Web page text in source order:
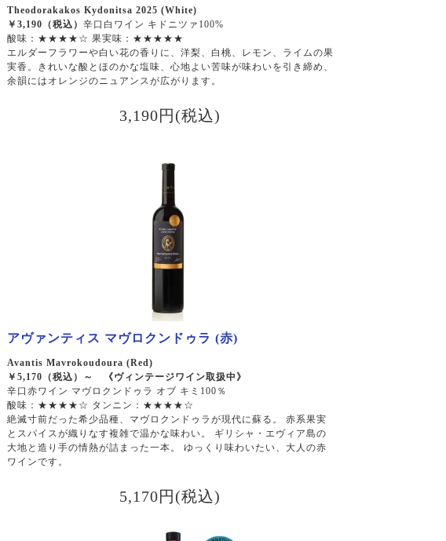
Theodorakakos Kydonitsa 2025 (White)
￥3,190（税込） 辛口白ワイン キドニツァ100%
酸味：★★★★☆ 果実味：★★★★★
エルダーフラワーや白い花の香りに、洋梨、白桃、レモン、ライムの果
実香。きれいな酸とほのかな塩味、心地よい苦味が味わいを引き締め、
余韻にはオレンジのニュアンスが広がります。
3,190円(税込)
アヴァンティス マヴロクンドゥラ (赤)
Avantis Mavrokoudoura (Red)
￥5,170（税込）～ 《ヴィンテージワイン取扱中》
辛口赤ワイン マヴロクンドゥラ オブ キミ100％
酸味：★★★★☆ タンニン：★★★★☆
絶滅寸前だった希少品種、マヴロクンドゥラが現代に蘇る。 赤系果実
とスパイスが織りなす複雑で温かな味わい。 ギリシャ・エヴィア島の
大地と造り手の情熱が詰まった一本。 ゆっくり味わいたい、大人の赤
ワインです。
5,170円(税込)